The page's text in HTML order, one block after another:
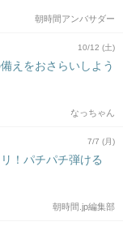
朝時間アンバサダー
10/12 (土)
えをおさらいしよう
なっちゃん
7/7 (月)
！パチパチ弾ける
朝時間.jp編集部